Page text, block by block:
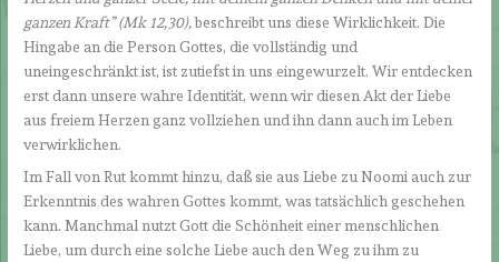
ganzen Kraft” (Mk 12,30),beschreibt uns diese Wirklichkeit. Die
Hingabe an die Person Gottes, die vollständig und
uneingeschränkt ist, ist zutiefst in uns eingewurzelt. Wir entdecken
erst dann unsere wahre Identität, wenn wir diesen Akt der Liebe
aus freiem Herzen ganz vollziehen und ihn dann auch im Leben
verwirklichen.
Im Fall von Rut kommt hinzu, daß sie aus Liebe zu Noomi auch zur
Erkenntnis des wahren Gottes kommt, was tatsächlich geschehen
kann. Manchmal nutzt Gott die Schönheit einer menschlichen
Liebe, um durch eine solche Liebe auch den Weg zu ihm zu